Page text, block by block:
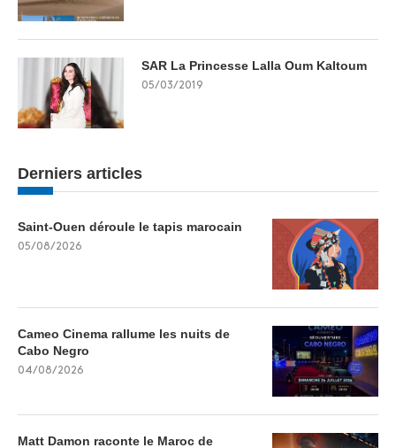
SAR La Princesse Lalla Oum Kaltoum
05/03/2019
Derniers articles
Saint-Ouen déroule le tapis marocain
05/08/2026
Cameo Cinema rallume les nuits de
Cabo Negro
04/08/2026
Matt Damon raconte le Maroc de